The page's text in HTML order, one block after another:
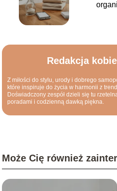
Redakcja
Z miłości do stylu, urody i dobrego
które inspiruje do życia w harmonii z
Doświadczony zespół dzieli się tu
poradami i codzienną dawką piękna.
Może Cię również